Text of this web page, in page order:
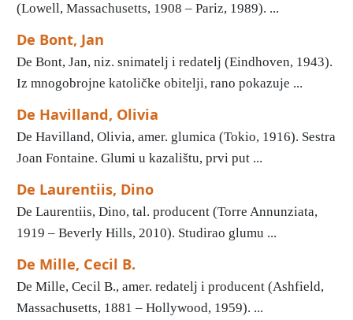
(Lowell, Massachusetts, 1908 – Pariz, 1989). ...
De Bont, Jan
De Bont, Jan, niz. snimatelj i redatelj (Eindhoven, 1943).
Iz mnogobrojne katoličke obitelji, rano pokazuje ...
De Havilland, Olivia
De Havilland, Olivia, amer. glumica (Tokio, 1916). Sestra
Joan Fontaine. Glumi u kazalištu, prvi put ...
De Laurentiis, Dino
De Laurentiis, Dino, tal. producent (Torre Annunziata,
1919 – Beverly Hills, 2010). Studirao glumu ...
De Mille, Cecil B.
De Mille, Cecil B., amer. redatelj i producent (Ashfield,
Massachusetts, 1881 – Hollywood, 1959). ...